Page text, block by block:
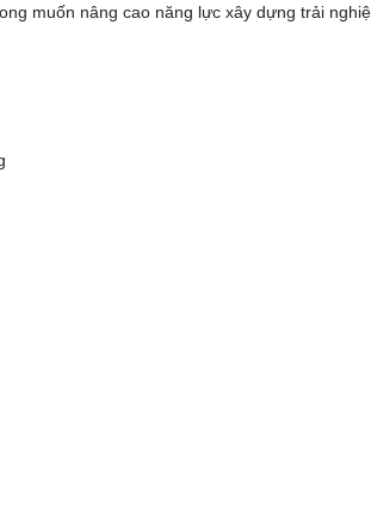
muốn nâng cao năng lực xây dựng trải